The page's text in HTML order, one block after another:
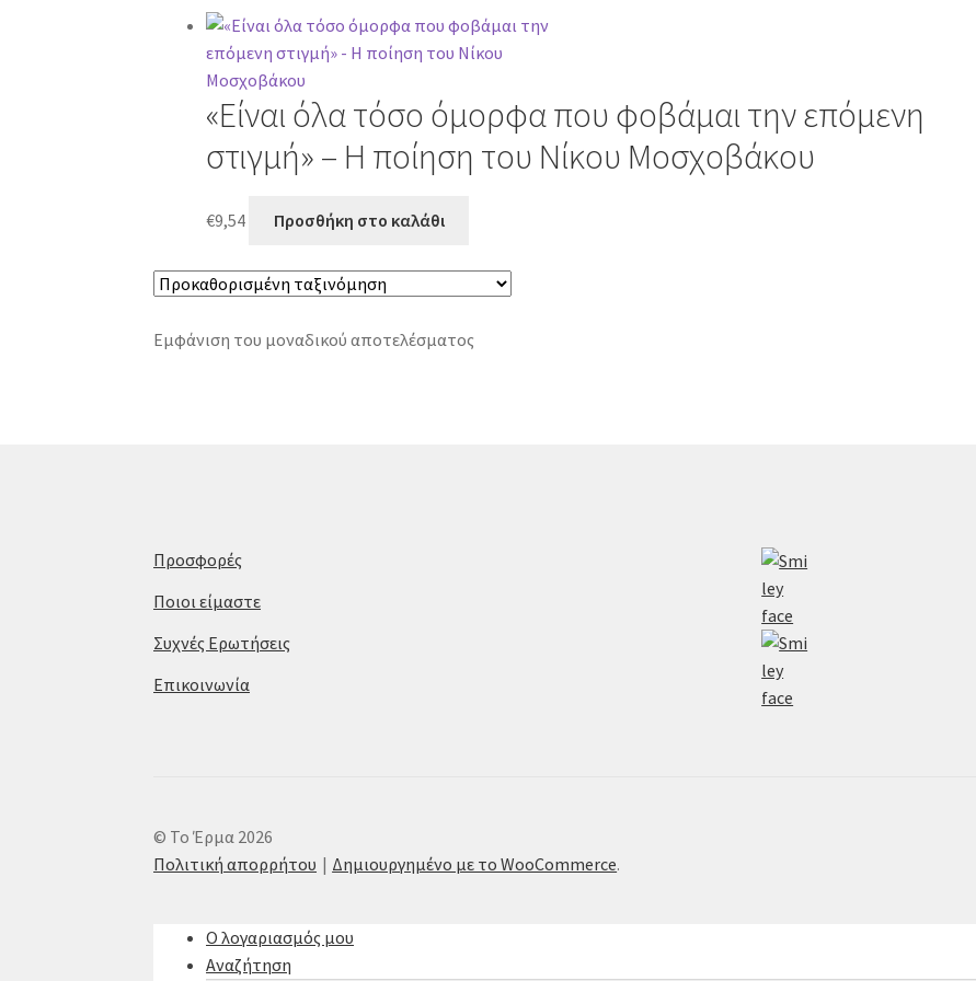
«Είναι όλα τόσο όμορφα που φοβάμαι την επόμενη
στιγμή» – Η ποίηση του Νίκου Μοσχοβάκου
€9,54 Προσθήκη στο καλάθι
Εμφάνιση του μοναδικού αποτελέσματος
Προσφορές
Ποιοι είμαστε
Συχνές Ερωτήσεις
Επικοινωνία
© Το Έρμα 2026
Πολιτική απορρήτου
Δημιουργημένο με το WooCommerce.
Ο λογαριασμός μου
Αναζήτηση